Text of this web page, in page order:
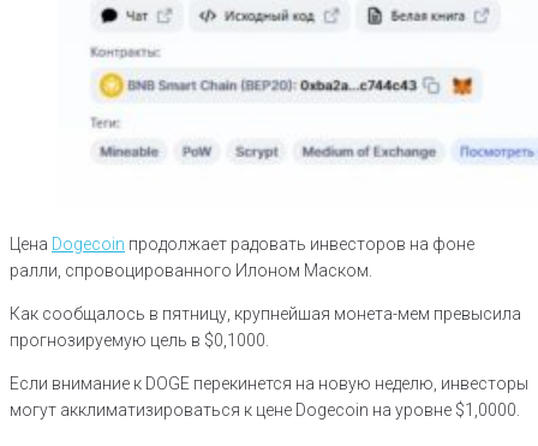
Цена Dogecoin продолжает радовать инвесторов на фоне
ралли, спровоцированного Илоном Маском.
Как сообщалось в пятницу, крупнейшая монета-мем превысила
прогнозируемую цель в $0,1000.
Если внимание к DOGE перекинется на новую неделю, инвесторы
могут акклиматизироваться к цене Dogecoin на уровне $1,0000.